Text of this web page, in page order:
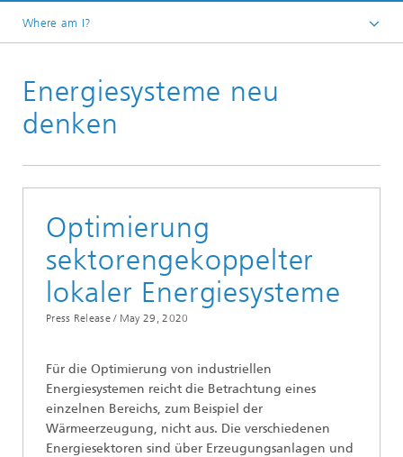
Where am I?
Press Archives
Energiesysteme neu
denken
Optimierung
sektorengekoppelter
lokaler Energiesysteme
Press Release / May 29, 2020
Für die Optimierung von industriellen
Energiesystemen reicht die Betrachtung eines
einzelnen Bereichs, zum Beispiel der
Wärmeerzeugung, nicht aus. Die verschiedenen
Energiesektoren sind über Erzeugungsanlagen und